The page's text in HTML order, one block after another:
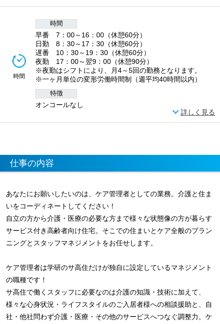
時間
時間
早番 7：00～16：00（休憩60分）
日勤 8：30～17：30（休憩60分）
遅番 10：30～19：30（休憩60分）
夜勤 17：00～翌9：00（休憩90分）
※夜勤はシフトにより、月4～5回の勤務となります。
※一ヶ月単位の変形労働時間制（週平均40時間以内）
特徴
オンコールなし
詳しく見る
仕事の内容
あなたにお願いしたいのは、ケア管理者としての業務。介護と住ま
いをコーディネートしてください！
自立の方から介護・医療の必要な方まで様々な状態像の方が暮らす
サービス付き高齢者向け住宅。そこでの住まいとケア全般のプラン
ニングとスタッフマネジメントをお任せします。
ケア管理者は学研のサ高住だけが独自に設定しているマネジメント
の職種です！
サ高住で働くスタッフに必要なのは介護の知識・技術に加えて、
様々な心身状況・ライフスタイルのご入居者様への相談援助と、自
社・他社問わず介護・医療・その他のサービスへつなぐ調整力。ケ